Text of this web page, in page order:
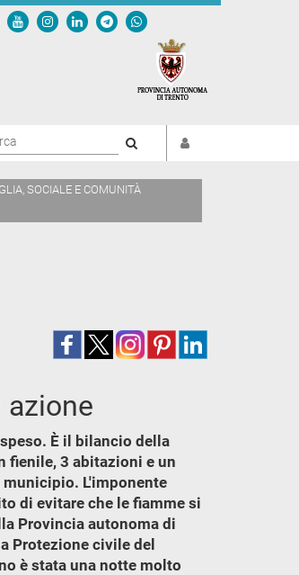
SOCIALE E COMUNITÀ
È il bilancio della
fienile, 3 abitazioni e un
L'imponente
di evitare che le fiamme si
Provincia autonoma di
Protezione civile del
è stata una notte molto